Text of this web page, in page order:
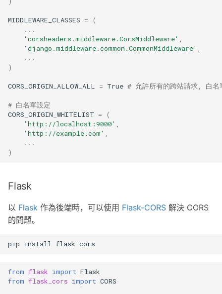
MIDDLEWARE_CLASSES =
(
...
'corsheaders.middleware.CorsMiddleware' ,
'django.middleware.common.CommonMiddleware' ,
...
)
CORS_ORIGIN_ALLOW_ALL = True # 允許所有的跨站請求, 白名
# 白名單設定
CORS_ORIGIN_WHITELIST =
(
'http://localhost:9000' ,
'http://example.com' ,
...
)
Flask
以 Flask 作為後端時，可以使用 Flask-CORS 解決 CORS
的問題。
pip install
from flask import Flask
from flask_cors import CORS